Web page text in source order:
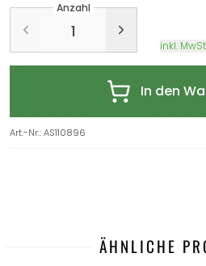
Anzahl
inkl.
In den
Art.-Nr.:AS110896
ÄHNLICHE